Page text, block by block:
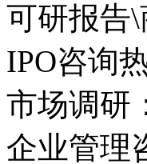
可研报告\
IPO咨询
市场调研
企业管理